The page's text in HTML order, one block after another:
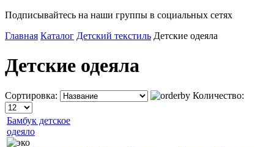
Подписывайтесь на наши группы в социальных сетях
Главная Каталог Детский текстиль Детские одеяла
Детские одеяла
Сортировка: Количество:
Бамбук детское
одеяло